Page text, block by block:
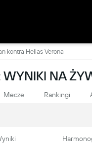
kontra Hellas Verona
WYNIKI NA
Mecze Rankingi